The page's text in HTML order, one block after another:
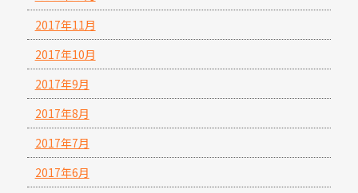
2017年11月
2017年10月
2017年9月
2017年8月
2017年7月
2017年6月